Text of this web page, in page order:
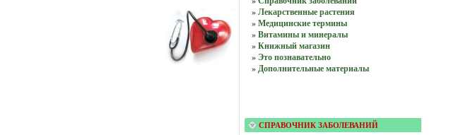
» Лекарственные растения
» Медицинские термины
» Витамины и минералы
» Книжный магазин
» Это познавательно
» Дополнительные материалы
СПРАВОЧНИК ЗАБОЛЕВАНИЙ